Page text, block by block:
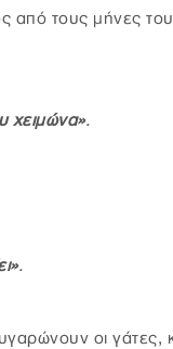
από τους μήνες
χειμώνα».
.
οι γάτες,